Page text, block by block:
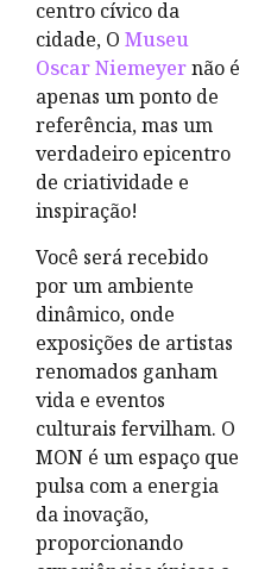
centro cívico da
cidade, O Museu
Oscar Niemeyernão é
apenas um ponto de
referência, mas um
verdadeiro epicentro
de criatividade e
inspiração!
Você será recebido
por um ambiente
dinâmico, onde
exposições de artistas
renomados ganham
vida e eventos
culturais fervilham. O
MON é um espaço que
pulsa com a energia
da inovação,
proporcionando